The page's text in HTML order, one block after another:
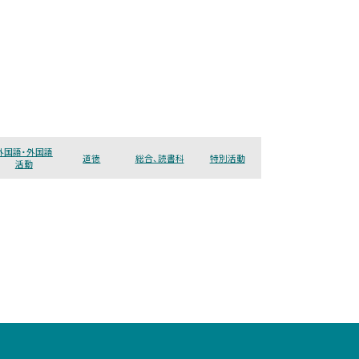
国語・外国語
活動
道徳 総合、読書科 特別活動